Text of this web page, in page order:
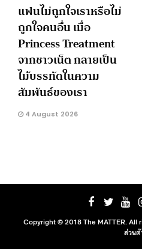
แฟนไม่ถูกใจเราหรือไม่
ถูกใจคนอื่น เมื่อ
Princess Treatment
จากชาวเน็ต กลายเป็น
ไม้บรรทัดในความ
สัมพันธ์ของเรา
4 August 2026
Copyright © 2018 The MATTER. All
ส่วนตั